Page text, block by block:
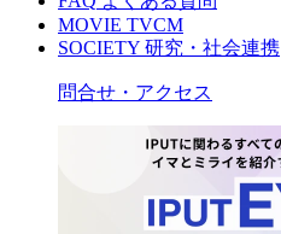
MOVIE TVCM
SOCIETY 研究・社会連携
問合せ・アクセス